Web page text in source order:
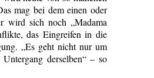
mag bei dem einen oder
wird sich noch „Madama
das Eingreifen in die
„Es geht nicht nur um
derselben“ – so